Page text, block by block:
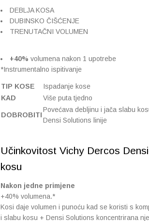
DEBLJA KOSA
DUBINSKO ČIŠĆENJE
TRENUTAČNI VOLUMEN
+40% volumena nakon 1 upotrebe
*Instrumentalno ispitivanje
TIP KOSE
Ispadanje kose
KAD
Više puta tjedno
DOBROBITI
Povećava debljinu i jača slabu
Densi Solutions linije
Učinkovitost Vichy Dercos
kosu
Nakon jedne primjene
+40% volumena.*
Kosi daje volumen i punoću kad se koristi s
i slabu kosu + Densi Solutions koncentrirana